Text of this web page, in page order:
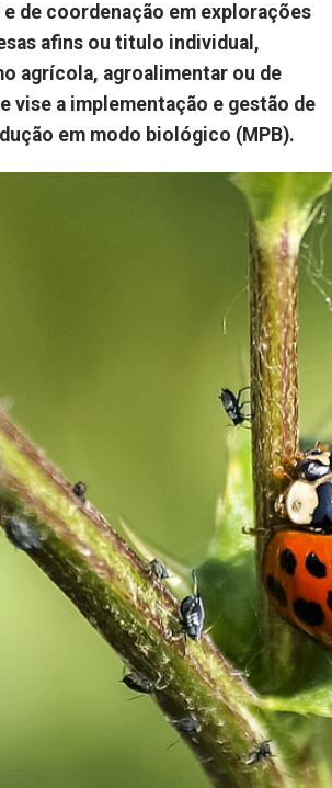
de coordenação em explorações
afins ou titulo individual,
agrícola, agroalimentar ou de
vise a implementação e gestão de
em modo biológico (MPB).